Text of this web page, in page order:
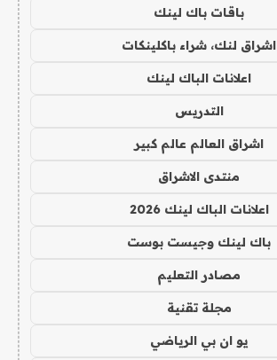
باقات باك لينك
اشراق لنك، شراء باكلينكات
اعلانات الباك لينك
التدريس
اشراق العالم عالم كبير
منتدى الاشراق
اعلانات الباك لينك 2026
باك لينك وجيست بوست
مصادر التعليم
مجلة تقنية
يو ان بي الرياضي